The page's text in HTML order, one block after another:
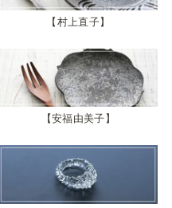
村上直子
安福由美子